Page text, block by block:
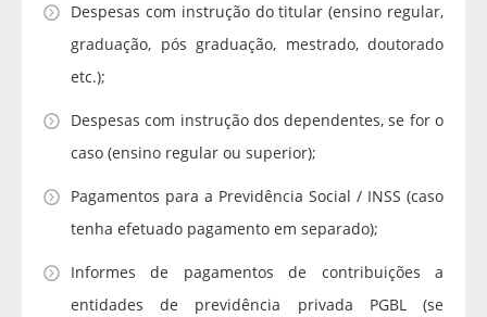
Despesas com instrução do titular (ensino regular,
graduação, pós graduação, mestrado, doutorado
etc.);
Despesas com instrução dos dependentes, se for o
caso (ensino regular ou superior);
Pagamentos para a Previdência Social / INSS (caso
tenha efetuado pagamento em separado);
Informes de pagamentos de contribuições a
entidades de previdência privada PGBL (se